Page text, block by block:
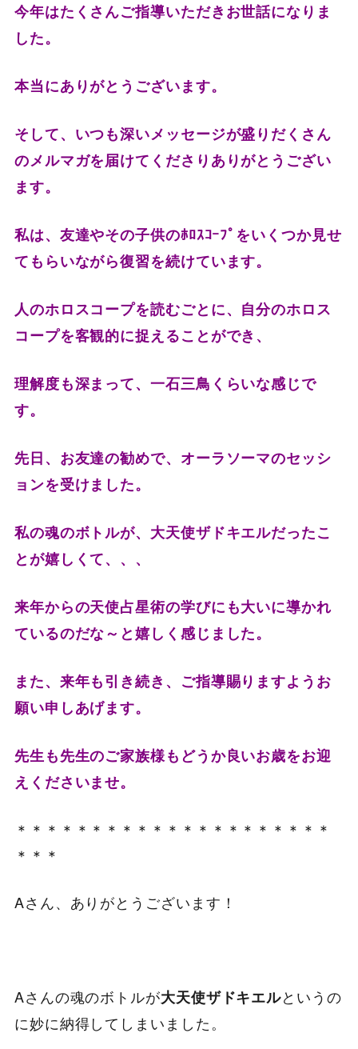
今年はたくさんご指導いただきお世話になりま
した。
本当にありがとうございます。
そして、いつも深いメッセージが盛りだくさん
のメルマガを届けてくださりありがとうござい
ます。
私は、友達やその子供のﾎﾛｽｺｰﾌﾟをいくつか見せ
てもらいながら復習を続けています。
人のホロスコープを読むごとに、自分のホロス
コープを客観的に捉えることができ、
理解度も深まって、一石三鳥くらいな感じで
す。
先日、お友達の勧めで、オーラソーマのセッシ
ョンを受けました。
私の魂のボトルが、大天使ザドキエルだったこ
とが嬉しくて、、、
来年からの天使占星術の学びにも大いに導かれ
ているのだな～と嬉しく感じました。
また、来年も引き続き、ご指導賜りますようお
願い申しあげます。
先生も先生のご家族様もどうか良いお歳をお迎
えくださいませ。
＊＊＊＊＊＊＊＊＊＊＊＊＊＊＊＊＊＊＊＊＊
＊＊＊
Aさん、ありがとうございます！
Aさんの魂のボトルが大天使ザドキエルというの
に妙に納得してしまいました。